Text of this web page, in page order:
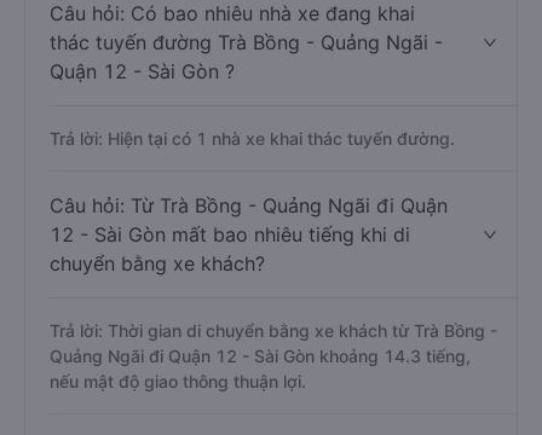
Câu hỏi: Có bao nhiêu nhà xe đang khai
thác tuyến đường Trà Bồng - Quảng Ngãi -
Quận 12 - Sài Gòn ?
Trả lời: Hiện tại có 1 nhà xe khai thác tuyến đường.
Câu hỏi: Từ Trà Bồng - Quảng Ngãi đi Quận
12 - Sài Gòn mất bao nhiêu tiếng khi di
chuyển bằng xe khách?
Trả lời: Thời gian di chuyển bằng xe khách từ Trà Bồng -
Quảng Ngãi đi Quận 12 - Sài Gòn khoảng 14.3 tiếng,
nếu mật độ giao thông thuận lợi.